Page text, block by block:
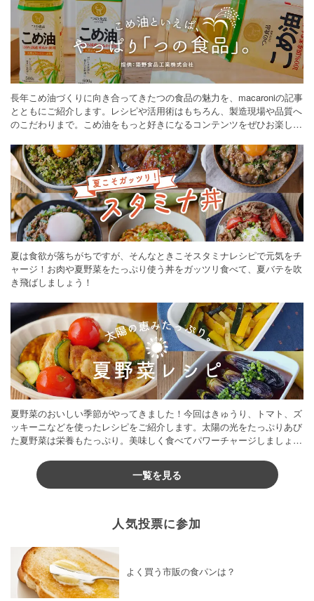
長年こめ油づくりに向き合ってきたつの食品の魅力を、macaroniの記事
とともにご紹介します。レシピや活用術はもちろん、製造現場や品質へ
のこだわりまで。こめ油をもっと好きになるコンテンツをぜひお楽しみ
夏は食欲が落ちがちですが、そんなときこそスタミナレシピで元気をチ
ャージ！お肉や夏野菜をたっぷり使う丼をガッツリ食べて、夏バテを吹
き飛ばしましょう！
夏野菜のおいしい季節がやってきました！今回はきゅうり、トマト、ズ
ッキーニなどを使ったレシピをご紹介します。太陽の光をたっぷりあび
た夏野菜は栄養もたっぷり。美味しく食べてパワーチャージしましょう
一覧を見る
人気投票に参加
よく買う市販の食パンは？